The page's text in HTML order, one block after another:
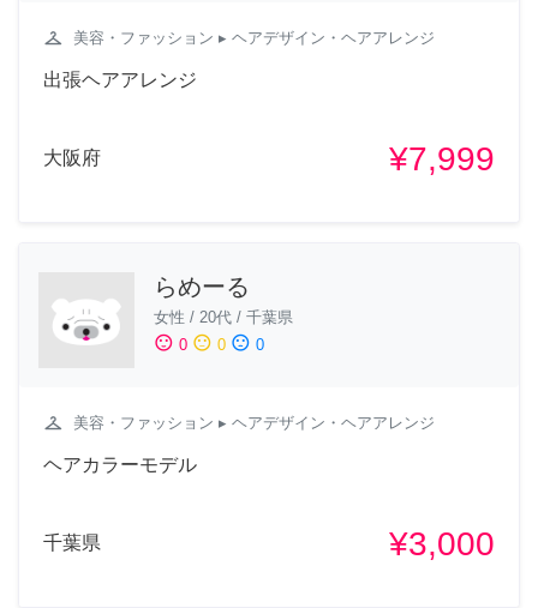
checkroom 美容・ファッション ▸ ヘアデザイン・ヘアアレンジ
出張ヘアアレンジ
大阪府 ¥7,999
らめーる
女性 / 20代 / 千葉県
sentiment_satisfied 0 sentiment_neutral 0 sentiment_dissatisfied 0
checkroom 美容・ファッション ▸ ヘアデザイン・ヘアアレンジ
ヘアカラーモデル
千葉県 ¥3,000